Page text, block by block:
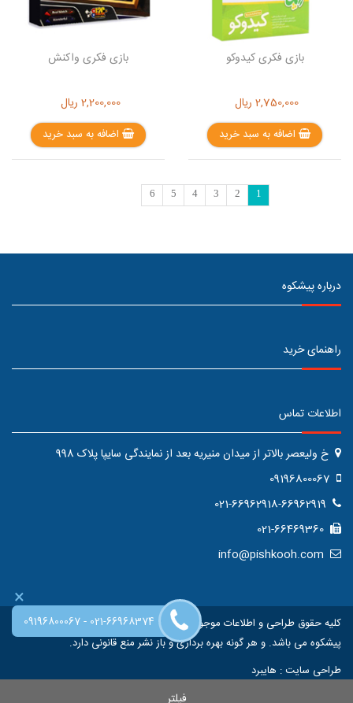
بازی فکری کیدوکو
2,750,000 ریال
اضافه به سبد خرید
بازی فکری واکنش
2,200,000 ریال
اضافه به سبد خرید
1
2
3
4
5
6
فیلتر
درباره پیشکوه
راهنمای خرید
اطلاعات تماس
خ ولیعصر بالاتر از میدان منیریه بعد از نمایندگی سایپا پلاک 998
کلیه حقوق طراحی و اطلاعات موجود در این سایت متعلق به فروشگاه اینترنتی
پیشکوه می باشد. و هر گونه بهره برداری و باز نشر منع قانونی دارد.
طراحی سایت: هایبرد
×
09196800067- 021-66968374